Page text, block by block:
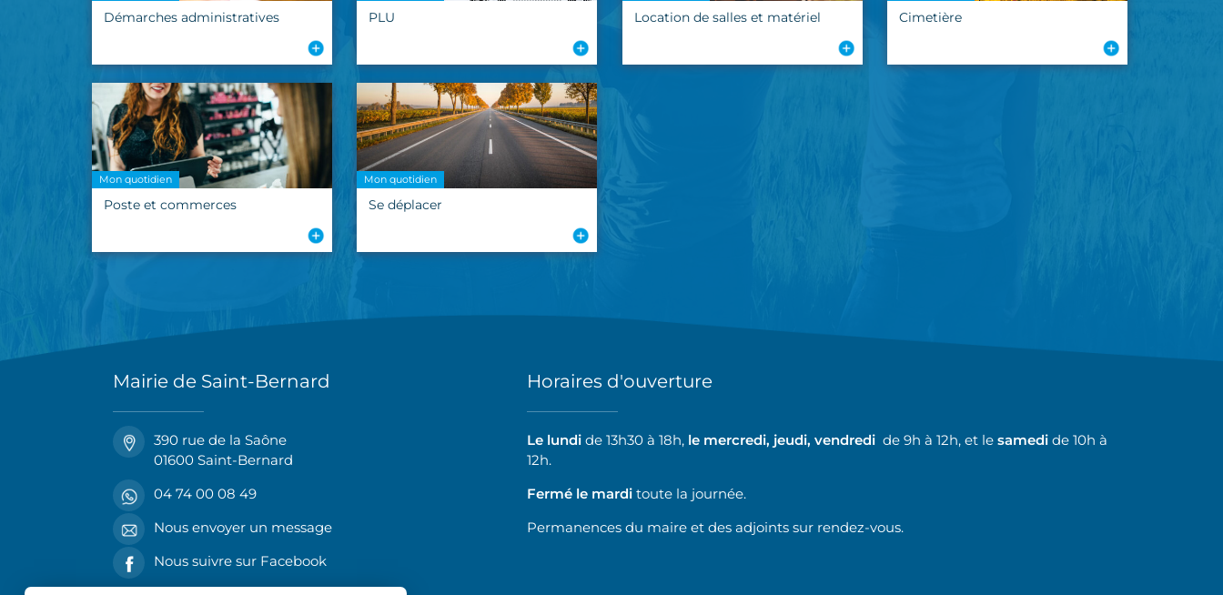
Démarches administratives PLU Location de salles et matériel Cimetière
Mon quotidien
Poste et commerces
Mon quotidien
Se déplacer
Mairie de Saint-Bernard
390 rue de la Saône
01600 Saint-Bernard
04 74 00 08 49
Nous envoyer un message
Nous suivre sur Facebook
Horaires d'ouverture
Le lundide 13h30 à 18h,le mercredi, jeudi, vendredide 9h à 12h, et le samedide 10h à
12h.
Fermé le mardi toute la journée.
Permanences du maire et des adjoints sur rendez-vous.